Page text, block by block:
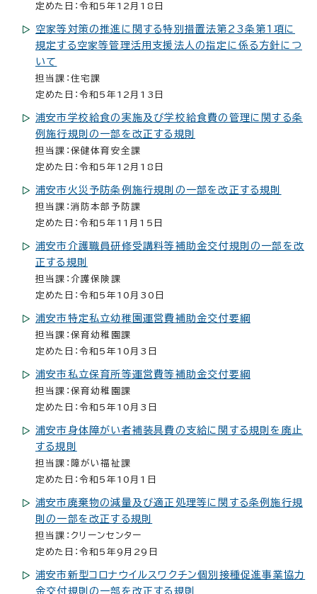
定めた日：令和5年12月18日
空家等対策の推進に関する特別措置法第23条第1項に
規定する空家等管理活用支援法人の指定に係る方針につ
いて
担当課：住宅課
定めた日：令和5年12月13日
浦安市学校給食の実施及び学校給食費の管理に関する条
例施行規則の一部を改正する規則
担当課：保健体育安全課
定めた日：令和5年12月18日
浦安市火災予防条例施行規則の一部を改正する規則
担当課：消防本部予防課
定めた日：令和5年11月15日
浦安市介護職員研修受講料等補助金交付規則の一部を改
正する規則
担当課：介護保険課
定めた日：令和5年10月30日
浦安市特定私立幼稚園運営費補助金交付要綱
担当課：保育幼稚園課
定めた日：令和5年10月3日
浦安市私立保育所等運営費等補助金交付要綱
担当課：保育幼稚園課
定めた日：令和5年10月3日
浦安市身体障がい者補装具費の支給に関する規則を廃止
する規則
担当課：障がい福祉課
定めた日：令和5年10月1日
浦安市廃棄物の減量及び適正処理等に関する条例施行規
則の一部を改正する規則
担当課：クリーンセンター
定めた日：令和5年9月29日
浦安市新型コロナウイルスワクチン個別接種促進事業協力
金交付規則の一部を改正する規則